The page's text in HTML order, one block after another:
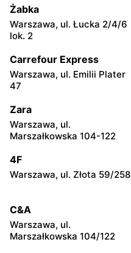
Łódź, ul. Żurawia 14
Żabka
Żabka
2
Żabka
Chałubińskiego 8
Żabka
4
Żabka
Żabka
Warszawa, ul. Łucka 2/4/6
lok. 2
Carrefour Express
Warszawa, ul. Emilii Plater
47
Zara
Warszawa, ul.
Marszałkowska 104-122
4F
Warszawa, ul. Złota 59/258
C&A
Warszawa, ul.
Marszałkowska 104/122